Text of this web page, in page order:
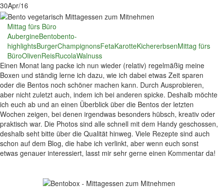
30Apr/16
Mittag fürs Büro
AubergineBentobento-
highlightsBurgerChampignonsFetaKarotteKichererbsenMittag fürs
BüroOlivenReisRucolaWalnuss
Einen Monat lang packe ich nun wieder (relativ) regelmäßig meine
Boxen und ständig lerne ich dazu, wie ich dabei etwas Zeit sparen
oder die Bentos noch schöner machen kann. Durch Ausprobieren,
aber nicht zuletzt auch, indem ich bei anderen spicke. Deshalb möchte
ich euch ab und an einen Überblick über die Bentos der letzten
Wochen zeigen, bei denen irgendwas besonders hübsch, kreativ oder
praktisch war. Die Photos sind alle schnell mit dem Handy geschossen,
deshalb seht bitte über die Qualität hinweg. Viele Rezepte sind auch
schon auf dem Blog, die habe ich verlinkt, aber wenn euch sonst
etwas genauer interessiert, lasst mir sehr gerne einen Kommentar da!